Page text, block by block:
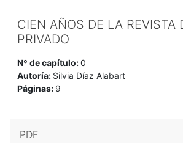
CIEN AÑOS DE LA REVISTA
PRIVADO
Nº de capítulo:0
Autoría: Silvia Díaz Alabart
Páginas: 9
PDF